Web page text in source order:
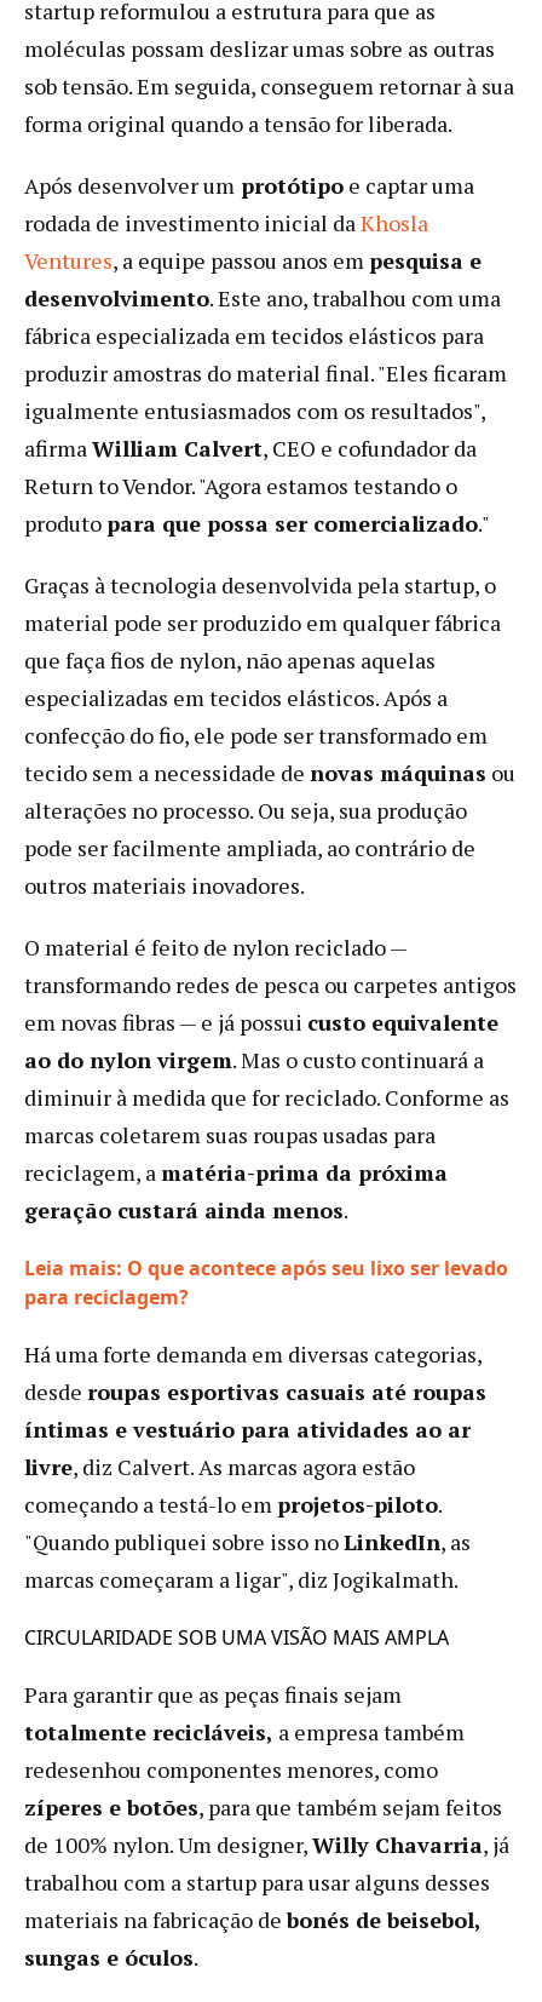
startup reformulou a estrutura para que as
moléculas possam deslizar umas sobre as outras
sob tensão. Em seguida, conseguem retornar à sua
forma original quando a tensão for liberada.
Após desenvolver um protótipo e captar uma
rodada de investimento inicial daKhosla
Ventures, a equipe passou anos em pesquisa e
desenvolvimento. Este ano, trabalhou com uma
fábrica especializada em tecidos elásticos para
produzir amostras do material final. "Eles ficaram
igualmente entusiasmados com os resultados",
afirmaWilliam Calvert, CEO e cofundador da
Return to Vendor. "Agora estamos testando o
produto para que possa ser comercializado."
Graças à tecnologia desenvolvida pela startup, o
material pode ser produzido em qualquer fábrica
que faça fios de nylon, não apenas aquelas
especializadas em tecidos elásticos. Após a
confecção do fio, ele pode ser transformado em
tecido sem a necessidade de novas máquinas ou
alterações no processo. Ou seja, sua produção
pode ser facilmente ampliada, ao contrário de
outros materiais inovadores.
O material é feito de nylon reciclado —
transformando redes de pesca ou carpetes antigos
em novas fibras — e já possui custo equivalente
ao do nylon virgem. Mas o custo continuará a
diminuir à medida que for reciclado. Conforme as
marcas coletarem suas roupas usadas para
reciclagem, amatéria-prima da próxima
geração custará ainda menos.
Leia mais: O que acontece após seu lixo ser levado
para reciclagem?:
tecidos
elásticos
pode
deixar
de
ser
desafio,
segundo
esta
Há uma forte demanda em diversas categorias,
desde roupas esportivas casuais até roupas
íntimas e vestuário para atividades ao ar
livre, diz Calvert. As marcas agora estão
começando a testá-lo em projetos-piloto.
"Quando publiquei sobre isso noLinkedIn, as
marcas começaram a ligar", diz Jogikalmath.
CIRCULARIDADE SOB UMA VISÃO MAIS AMPLA
Para garantir que as peças finais sejam
totalmente recicláveis, a empresa também
redesenhou componentes menores, como
zíperes e botões, para que também sejam feitos
de 100% nylon. Um designer,Willy Chavarria, já
trabalhou com a startup para usar alguns desses
materiais na fabricação debonés de beisebol,
sungas e óculos.